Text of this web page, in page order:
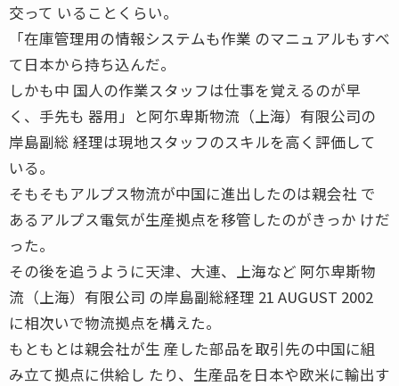
交って いることくらい。
「在庫管理用の情報システムも作業 のマニュアルもすべ
て日本から持ち込んだ。
しかも中 国人の作業スタッフは仕事を覚えるのが早
く、手先も 器用」と阿尓卑斯物流（上海）有限公司の
岸島副総 経理は現地スタッフのスキルを高く評価して
いる。
そもそもアルプス物流が中国に進出したのは親会社 で
あるアルプス電気が生産拠点を移管したのがきっか けだ
った。
その後を追うように天津、大連、上海など 阿尓卑斯物
流（上海）有限公司 の岸島副総経理 21 AUGUST 2002
に相次いで物流拠点を構えた。
もともとは親会社が生 産した部品を取引先の中国に組
み立て拠点に供給し たり、生産品を日本や欧米に輸出す